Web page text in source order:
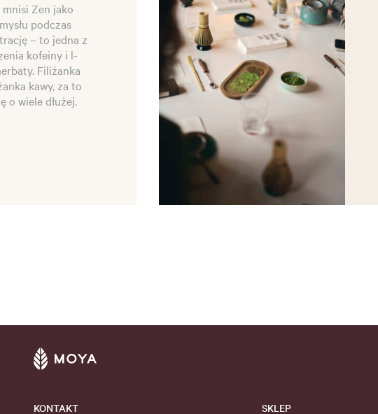
Zen jako
podczas
– to jedna z
kofeiny i l-
Filiżanka
kawy, za to
o wiele dłużej.
KONTAKT SKLEP